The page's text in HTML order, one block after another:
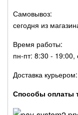
Самовывоз:
сегодня из
Время работы:
пн-пт: 8:30 - 19:00,
Доставка
Способы оплаты